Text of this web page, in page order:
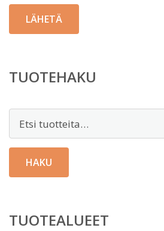
TUOTEHAKU
HAKU
TUOTEALUEET